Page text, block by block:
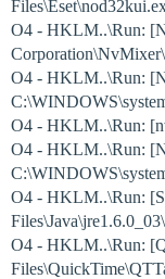
O4 - HKLM..\Run:
O4 - HKLM..\Run:
O4 - HKLM..\Run:
O4 - HKLM..\Run:
O4 - HKLM..\Run:
O4 - HKLM..\Run: